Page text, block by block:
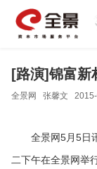
[路演]锦富新
全景网 张馨文
全景网5月5日讯
二下午在全景网举